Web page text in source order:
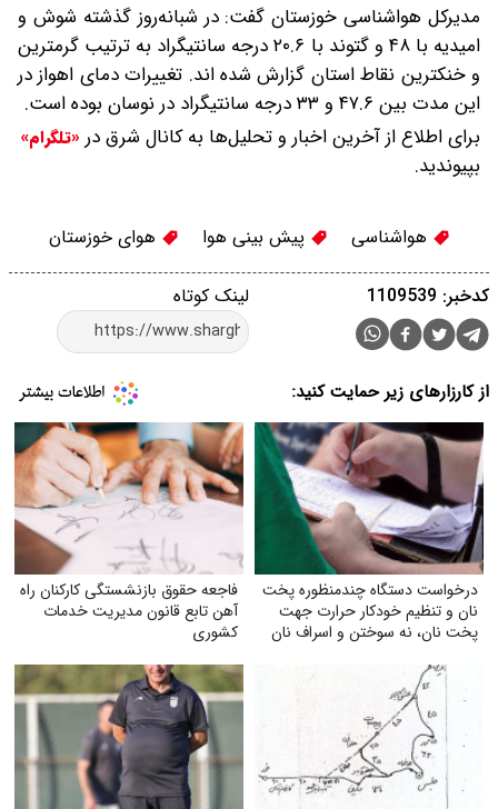
مدیرکل هواشناسی خوزستان گفت: در شبانه‌روز گذشته شوش و
امیدیه با ۴۸ و گتوند با ۲۰.۶ درجه سانتیگراد به ترتیب گرمترین
و خنکترین نقاط استان گزارش شده اند. تغییرات دمای اهواز در
این مدت بین ۴۷.۶ و ۳۳ درجه سانتیگراد در نوسان بوده است.
برای اطلاع از آخرین اخبار و تحلیل‌ها به کانال شرق در «تلگرام»
بپیوندید.
هواشناسی پیش بینی هوا هوای خوزستان
لینک کوتاه کدخبر: 1109539
از کارزارهای زیر حمایت کنید:
درخواست دستگاه چندمنظوره پخت
نان و تنظیم خودکار حرارت جهت
پخت نان، نه سوختن و اسراف نان
فاجعه حقوق بازنشستگی کارکنان راه
آهن تابع قانون مدیریت خدمات
کشوری